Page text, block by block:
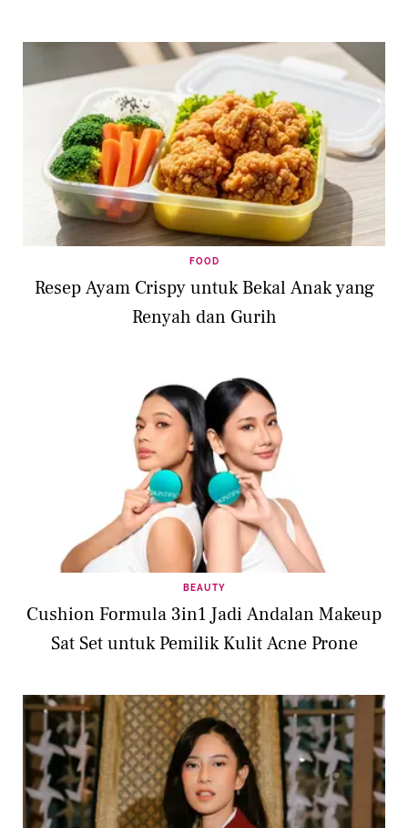
FOOD
Resep Ayam Crispy untuk Bekal Anak yang
Renyah dan Gurih
BEAUTY
Cushion Formula 3in1 Jadi Andalan Makeup
Sat Set untuk Pemilik Kulit Acne Prone